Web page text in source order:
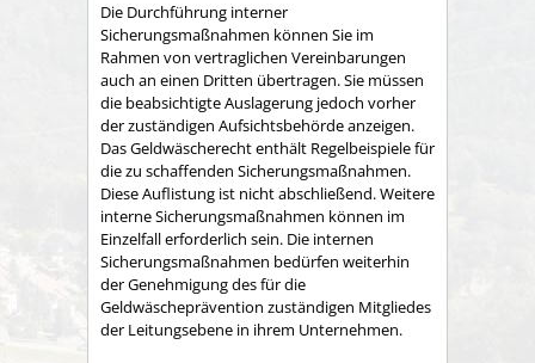
Die Durchführung interner
Sicherungsmaßnahmen können Sie im
Rahmen von vertraglichen Vereinbarungen
auch an einen Dritten übertragen. Sie müssen
die beabsichtigte Auslagerung jedoch vorher
der zuständigen Aufsichtsbehörde anzeigen.
Das Geldwäscherecht enthält Regelbeispiele für
die zu schaffenden Sicherungsmaßnahmen.
Diese Auflistung ist nicht abschließend. Weitere
interne Sicherungsmaßnahmen können im
Einzelfall erforderlich sein. Die internen
Sicherungsmaßnahmen bedürfen weiterhin
der Genehmigung des für die
Geldwäscheprävention zuständigen Mitgliedes
der Leitungsebene in ihrem Unternehmen.